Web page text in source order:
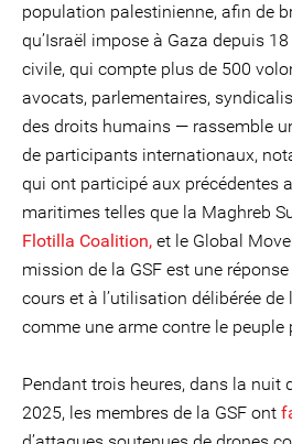
population palestinienne, afin de
qu’Israël impose à Gaza depuis
civile, qui compte plus de 500
avocats, parlementaires,
des droits humains — rassemble
de participants internationaux,
qui ont participé aux précédentes
maritimes telles que la Maghreb
Flotilla Coalition, et le Global
mission de la GSF est une
cours et à l’utilisation délibérée de
comme une arme contre le peuple
Pendant trois heures, dans la nuit
2025, les membres de la GSF ont